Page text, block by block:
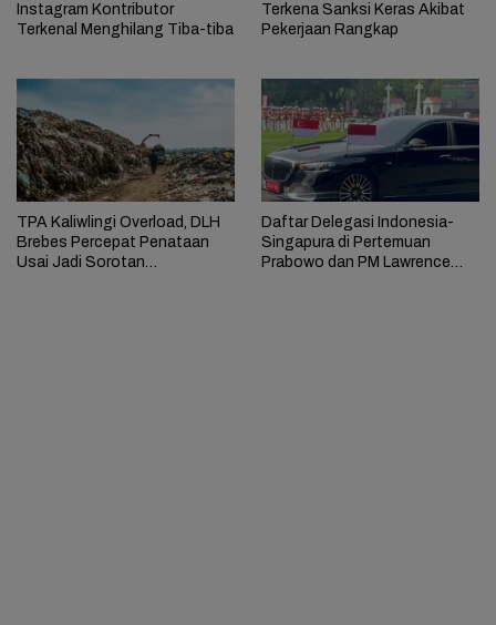
Instagram Kontributor
Terkenal Menghilang Tiba-tiba
Terkena Sanksi Keras Akibat
Pekerjaan Rangkap
TPA Kaliwlingi Overload, DLH
Brebes Percepat Penataan
Usai Jadi Sorotan
Daftar Delegasi Indonesia-
Singapura di Pertemuan
Prabowo dan PM Lawrence